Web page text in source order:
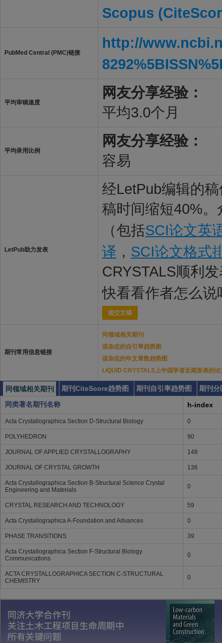
Scopus
PubMed Central (PMC)链接
http://
平均审稿速度
网友分享经验：
平均3.0个月
平均录用比例
网友分享经验：
容易
LetPub助力发表
经LetPub编辑的
稿时间缩短40%
（包括SCI论文英
译 ， SCI论文格式
CRYSTALS顺利
快看看作者怎么说
提交文稿
期刊常用信息链接
同领域相关期刊
该杂志的自引率趋势图
该杂志的年文章数趋势图
LIQUID CRYSTALS上中国学者近期发表的论
同领域相关期刊 期刊CiteScore趋势图 期刊自引率趋势图
期刊分
同类著名期刊名称
h-index
Acta Crystallographica Section D-Structural Biology 0
POLYHEDRON 90
JOURNAL OF APPLIED CRYSTALLOGRAPHY 148
JOURNAL OF CRYSTAL GROWTH 136
Acta Crystallographica Section B-Structural Science Crystal
Engineering and Materials
0
CRYSTAL RESEARCH AND TECHNOLOGY 59
Acta Crystallographica A-Foundation and Advances 0
PHASE TRANSITIONS 39
Acta Crystallographica Section F-Structural Biology
Communications
0
ACTA CRYSTALLOGRAPHICA SECTION C-STRUCTURAL
CHEMISTRY
0